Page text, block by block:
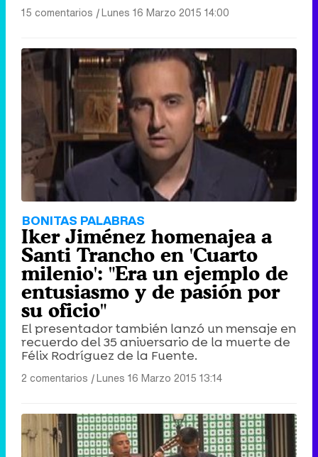
15 comentarios |Lunes 16 Marzo 2015 14:00
BONITAS PALABRAS
Iker Jiménez homenajea a
Santi Trancho en 'Cuarto
milenio': "Era un ejemplo de
entusiasmo y de pasión por
su oficio"
El presentador también lanzó un mensaje en
recuerdo del 35 aniversario de la muerte de
Félix Rodríguez de la Fuente.
2 comentarios |Lunes 16 Marzo 2015 13:14